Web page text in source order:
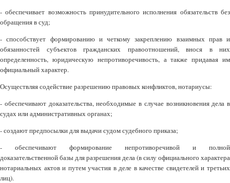
- обеспечивает возможность принудительного исполнения обязательств без
обращения в суд;
- способствует формированию и четкому закреплению взаимных прав и
обязанностей субъектов гражданских правоотношений, внося в них
определенность, юридическую непротиворечивость, а также придавая им
официальный характер.
Осуществляя содействие разрешению правовых конфликтов, нотариусы:
- обеспечивают доказательства, необходимые в случае возникновения дела в
судах или административных органах;
- создают предпосылки для выдачи судом судебного приказа;
- обеспечивают формирование непротиворечивой и полной
доказательственной базы для разрешения дела (в силу официального характера
нотариальных актов и путем участия в деле в качестве свидетелей и третьих
лиц).